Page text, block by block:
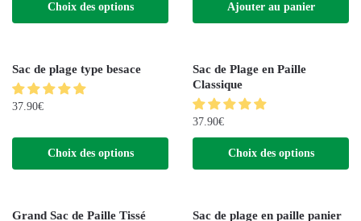
Choix des options Ajouter au panier
Sac de plage type besace
37.90€
Choix des options
Sac de Plage en Paille
Classique
37.90€
Choix des options
Grand Sac de Paille Tissé
Sac de plage en paille panier